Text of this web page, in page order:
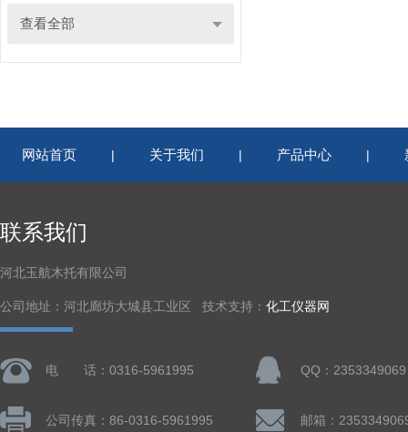
查看全部
网站首页 | 关于我们 | 产品中心 |
联系我们
河北玉航木托有限公司
公司地址：河北廊坊大城县工业区 技术支持： 化工仪器网
电 话：0316-5961995 QQ：2353349069
公司传真：86-0316-5961995 邮箱：